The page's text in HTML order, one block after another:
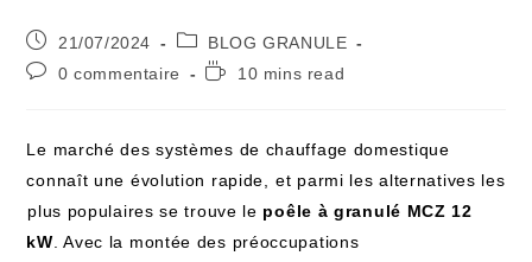
21/07/2024
BLOG GRANULE
0 commentaire
10 mins read
Le‌ marché des systèmes ‌de chauffage domestique
connaît une évolution rapide, ⁢et parmi les alternatives les
⁤plus populaires se trouve le poêle à granulé MCZ 12
kW . Avec la montée des préoccupations